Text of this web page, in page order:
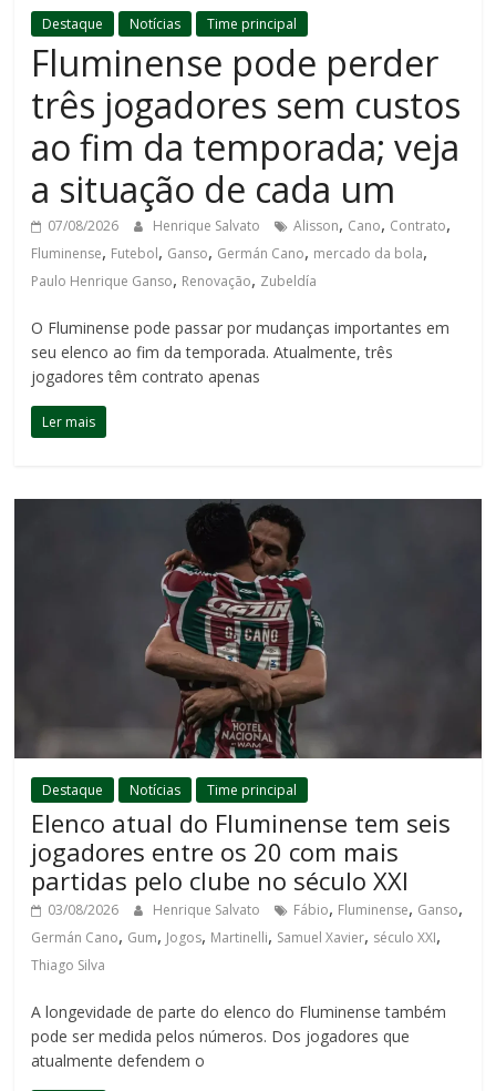
Destaque Notícias Time principal
Fluminense pode perder
três jogadores sem custos
ao fim da temporada; veja
a situação de cada um
07/08/2026 Henrique Salvato Alisson, Cano, Contrato,
Fluminense, Futebol, Ganso, Germán Cano, mercado da bola,
Paulo Henrique Ganso, Renovação, Zubeldía
O Fluminense pode passar por mudanças importantes em
seu elenco ao fim da temporada. Atualmente, três
jogadores têm contrato apenas
Ler mais
Destaque Notícias Time principal
Elenco atual do Fluminense tem seis
jogadores entre os 20 com mais
partidas pelo clube no século XXI
03/08/2026 Henrique Salvato Fábio, Fluminense, Ganso,
Germán Cano, Gum, Jogos, Martinelli, Samuel Xavier, século XXI,
Thiago Silva
A longevidade de parte do elenco do Fluminense também
pode ser medida pelos números. Dos jogadores que
atualmente defendem o